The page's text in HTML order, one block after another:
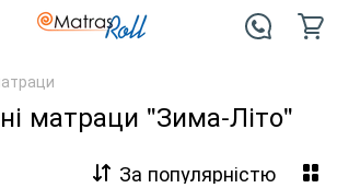
матраци "Зима-Літо"
За популярністю